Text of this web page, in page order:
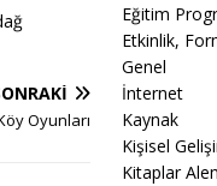
Oyunları
Eğitim
Etkinlik,
Genel
İnternet
Kaynak
Kişisel
Kitaplar